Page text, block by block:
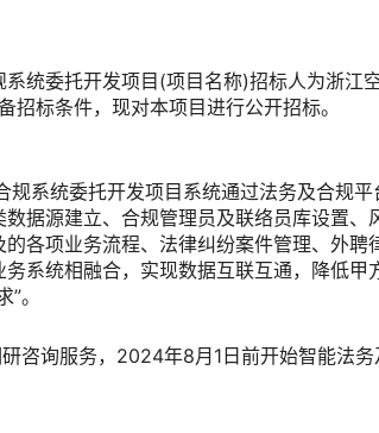
统委托开发项目(项目名称)招标人为浙江
标条件，现对本项目进行公开招标。
系统委托开发项目系统通过法务及合规平
据源建立、合规管理员及联络员库设置、
各项业务流程、法律纠纷案件管理、外
系统相融合，实现数据互联互通，降低甲
。
咨询服务，2024年8月1日前开始智能法